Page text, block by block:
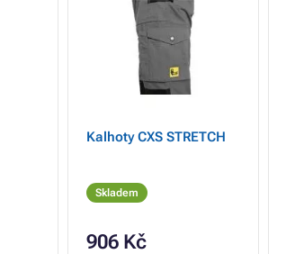
Kalhoty CXS STRETCH
Skladem
906 Kč